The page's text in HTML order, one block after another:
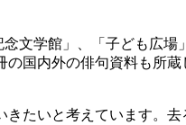
文学館」、「子ども広
国内外の俳句資料も所
たいと考えています。